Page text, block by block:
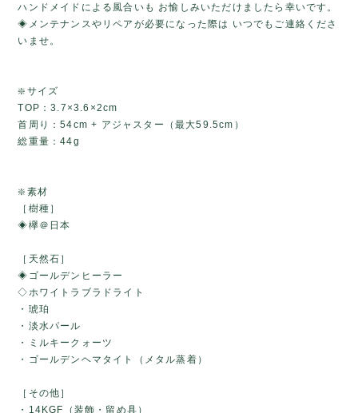
ハンドメイドによる風合いも お愉しみいただけましたら幸いです。
◈メンテナンスやリペアが必要になった際は いつでもご連絡くださ
いませ。
❇️サイズ
TOP：3.7×3.6×2cm
首周り：54cm + アジャスター（最大59.5cm）
総重量：44g
❇️素材
［樹種］
◈欅＠日本
［天然石］
◈ゴールデンヒーラー
◇ホワイトラブラドライト
・琥珀
・淡水パール
・ミルキークォーツ
・ゴールデンヘマタイト（メタル蒸着）
［その他］
・14KGF（装飾・留め具）